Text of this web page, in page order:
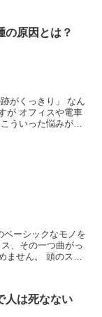
の原因とは？
がくっきり」 なん
が オフィスや電車
ういった悩みがあ
ベーシックなモノを
、その一つ曲がっ
ません。 頭のスペ
人は死なない